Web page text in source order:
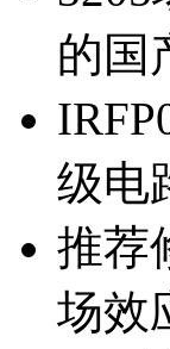
的国
级电
推荐
场效